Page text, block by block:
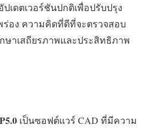
เดตเวอร์ชันปกติเพื่อปรับปรุง
อง ความคิดที่ดีที่จะตรวจสอบ
ษาเสถียรภาพและประสิทธิภาพ
เป็นซอฟต์แวร์ CAD ที่มีความ